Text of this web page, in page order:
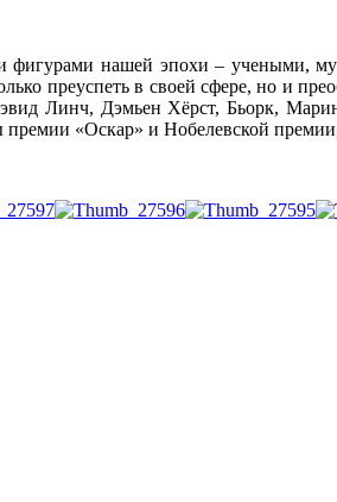
нашей эпохи – учеными,
преуспеть в своей сфере, но и
Линч, Дэмьен Хёрст, Бьорк,
«Оскар» и Нобелевской